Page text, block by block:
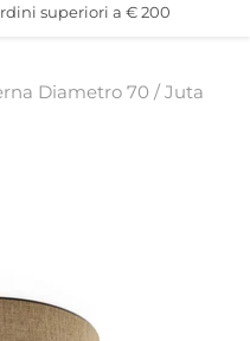
superiori a € 200
Diametro 70 / Juta